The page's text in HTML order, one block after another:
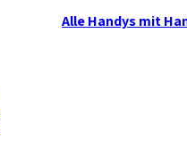
Alle Handys mit